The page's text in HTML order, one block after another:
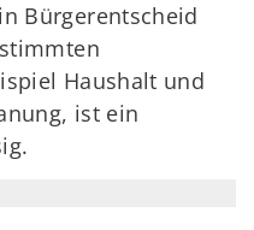
Bürgerentscheid
Haushalt und
ist ein